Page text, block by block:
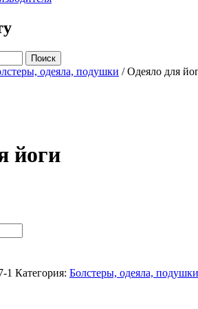
одеяла, подушки / Одеяло для
йоги
1 Категория: Болстеры, одеяла, подушки